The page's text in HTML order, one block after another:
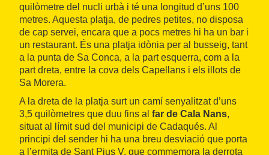
quilòmetre del nucli urbà i té una longitud d’uns 100
metres. Aquesta platja, de pedres petites, no disposa
de cap servei, encara que a pocs metres hi ha un bar i
un restaurant. És una platja idònia per al busseig, tant
a la punta de Sa Conca, a la part esquerra, com a la
part dreta, entre la cova dels Capellans i els illots de
Sa Morera.
A la dreta de la platja surt un camí senyalitzat d’uns
3,5 quilòmetres que duu fins al far de Cala Nans,
situat al límit sud del municipi de Cadaqués. Al
principi del sender hi ha una breu desviació que porta
a l’ermita de Sant Pius V, que commemora la derrota